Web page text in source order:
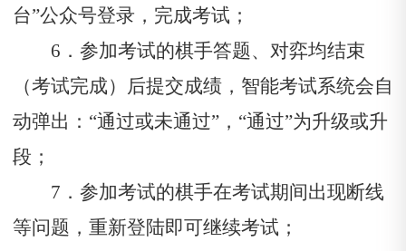
台”公众号登录，完成考试；
6．参加考试的棋手答题、对弈均结束
（考试完成）后提交成绩，智能考试系统会自
动弹出：“通过或未通过”，“通过”为升级或升
段；
7．参加考试的棋手在考试期间出现断线
等问题，重新登陆即可继续考试；